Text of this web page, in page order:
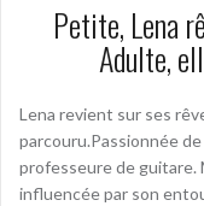
Petite, Lena
Adulte,
Lena revient sur ses
parcouru.Passionnée
professeure de guitare.
influencée par son